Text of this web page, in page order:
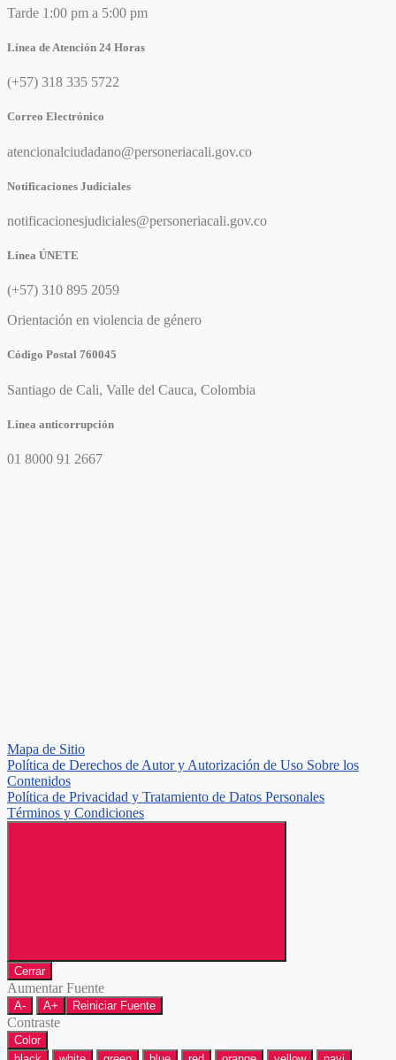
Tarde 1:00 pm a 5:00 pm
Línea de Atención 24 Horas
(+57) 318 335 5722
Correo Electrónico
atencionalciudadano@personeriacali.gov.co
Notificaciones Judiciales
notificacionesjudiciales@personeriacali.gov.co
Línea ÚNETE
(+57) 310 895 2059
Orientación en violencia de género
Código Postal 760045
Santiago de Cali, Valle del Cauca, Colombia
Línea anticorrupción
01 8000 91 2667
Mapa de Sitio
Política de Derechos de Autor y Autorización de Uso Sobre los
Contenidos
Política de Privacidad y Tratamiento de Datos Personales
Términos y Condiciones
Cerrar
Aumentar Fuente
A- A+ Reiniciar Fuente
Contraste
Color